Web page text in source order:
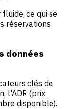
ce qui se
réservations
données
clés de
l'ADR (prix
disponible).